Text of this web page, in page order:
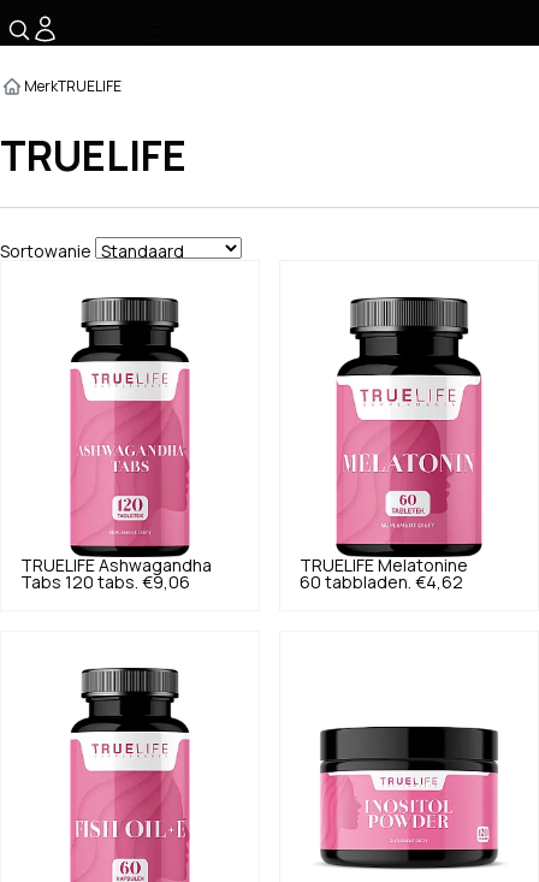
MerkTRUELIFE
TRUELIFE
Sortowanie
TRUELIFE Ashwagandha
Tabs 120 tabs. €9,06
TRUELIFE Melatonine
60 tabbladen. €4,62